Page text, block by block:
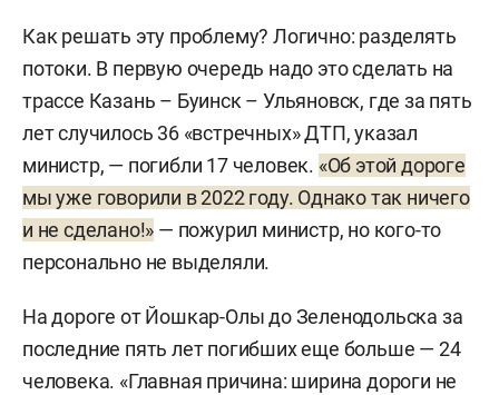
Как решать эту проблему? Логично: разделять
потоки. В первую очередь надо это сделать на
трассе Казань – Буинск – Ульяновск, где за пять
лет случилось 36 «встречных» ДТП, указал
министр, — погибли 17 человек. «Об этой дороге
мы уже говорили в 2022 году. Однако так ничего
и не сделано!» — пожурил министр, но кого-то
персонально не выделяли.
На дороге от Йошкар-Олы до Зеленодольска за
последние пять лет погибших еще больше — 24
человека. «Главная причина: ширина дороги не